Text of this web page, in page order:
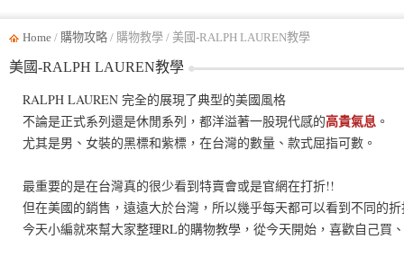
Home / 購物攻略 / 購物教學 / 美國-RALPH LAUREN教學
美國-RALPH LAUREN教學
RALPH LAUREN 完全的展現了典型的美國風格
不論是正式系列還是休閒系列，都洋溢著一股現代感的高貴氣息 。
尤其是男、女裝的黑標和紫標，在台灣的數量、款式屈指可數。
最重要的是在台灣真的很少看到特賣會或是官網在打折!!
但在美國的銷售，遠遠大於台灣，所以幾乎每天都可以看到不同的
今天小編就來幫大家整理RL的購物教學，從今天開始，喜歡自己買